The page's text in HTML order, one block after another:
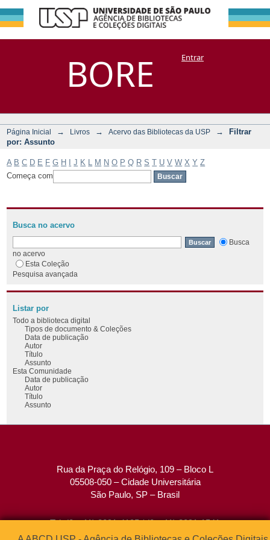
BORE
Filtrar por:
Assunto
DSpace/Manakin + CoriscoEntrar
Página Inicial → Livros → Acervo das Bibliotecas da USP →
Filtrar
por: Assunto
A B C D E F G H J K M N O P Q R S T U V W X Y Z
Começa com
Busca no acervo
Busca
no acervo
Esta Coleção
Pesquisa avançada
Listar por
Todo a biblioteca digital
Tipos de documento & Coleções
Data de publicação
Autor
Título
Assunto
Esta Comunidade
Data de publicação
Autor
Título
Assunto
Rua da Praça do Relógio, 109 – Bloco L
05508-050 – Cidade Universitária
São Paulo, SP – Brasil
Tel: (0xx11) 3091-4195 / (0xx11) 3091-1541
Fax: (0xx11) 3091-1567